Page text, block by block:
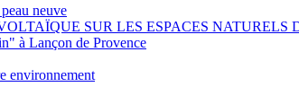
neuve
SUR LES ESPACES NATURELS
à Lançon de Provence
environnement